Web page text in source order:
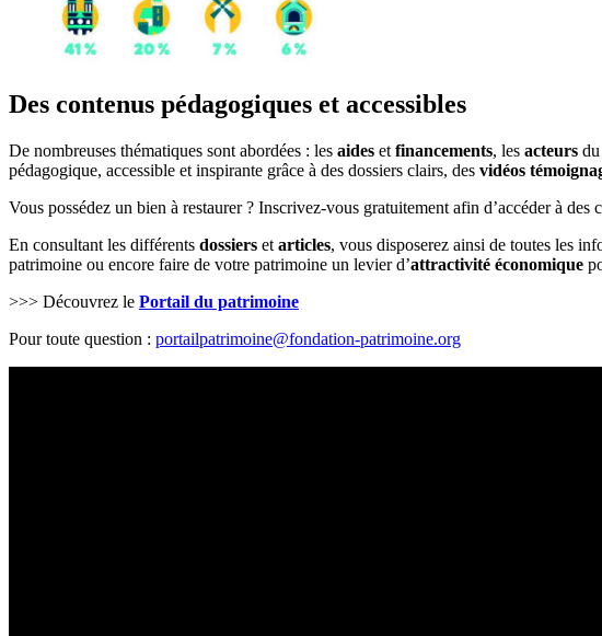
Des contenus pédagogiques et accessibles
De nombreuses thématiques sont abordées : les aides et financements, les acteurs
pédagogique, accessible et inspirante grâce à des dossiers clairs, des vidéos
Vous possédez un bien à restaurer ? Inscrivez-vous gratuitement afin d’accéder à
En consultant les différents dossiers et articles, vous disposerez ainsi de toutes les
patrimoine ou encore faire de votre patrimoine un levier d’attractivité économique
>>> Découvrez le Portail du patrimoine
Pour toute question : portailpatrimoine@fondation-patrimoine.org